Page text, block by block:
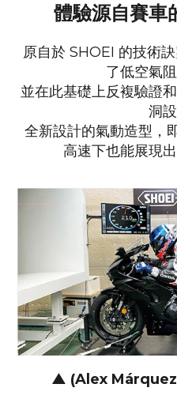
體驗源自賽車
原自於 SHOEI 的技術
了低空氣
並在此基礎上反複驗證
洞設
全新設計的氣動造型，
高速下也能展現
▲ (Alex Márquez